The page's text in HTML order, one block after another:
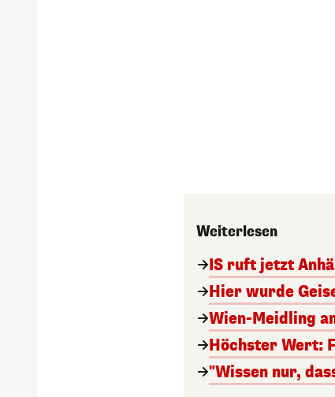
Weiterlesen
IS ruft jetzt
Hier wurde
Wien-Meidling
Höchster Wert:
"Wissen nur,